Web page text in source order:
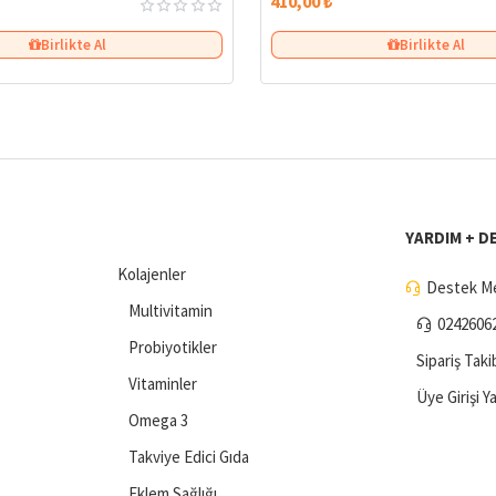
Birlikte Al Birlikte Al
Kolajenler
Multivitamin
Probiyotikler
Vitaminler
Omega 3
Takviye Edici Gıda
YARDIM +
Destek
Sipariş
Üye Girişi